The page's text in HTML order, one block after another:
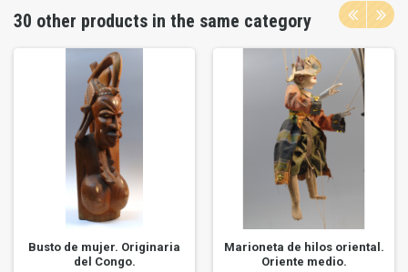
30 other products in the same category
Busto de mujer. Originaria
del Congo.
Marioneta de hilos oriental.
Oriente medio.